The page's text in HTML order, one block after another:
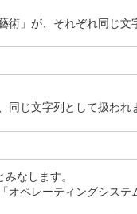
」が、それぞれ同じ文
じ文字列として扱われ
なします。
オペレーティングシステ